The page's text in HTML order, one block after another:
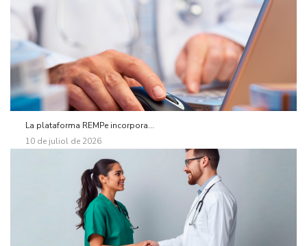
La plataforma REMPe incorpora...
10 de juliol de 2026